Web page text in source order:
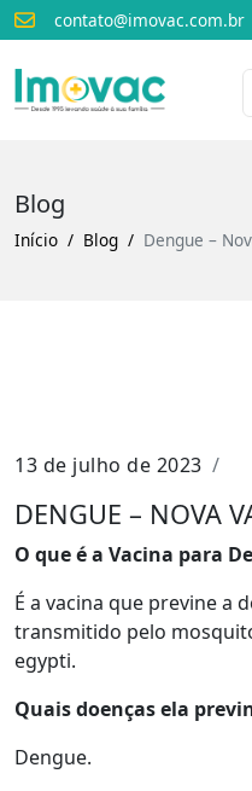
contato@imovac.com.br
Voltar
Blog
Início Blog Dengue –
13 de julho de 2023
DENGUE – NOVA
O que é a Vacina para
É a vacina que previne a
transmitido pelo
egypti.
Quais doenças ela
Dengue.